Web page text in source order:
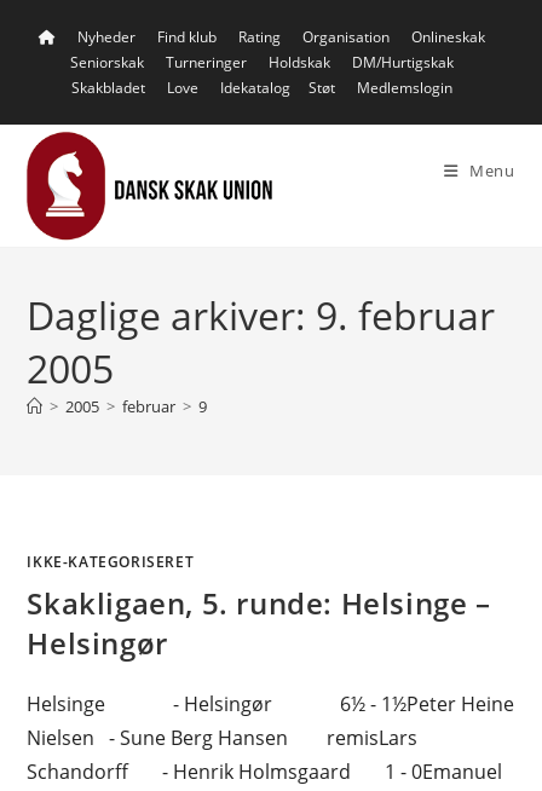
Nyheder Find klub Rating Organisation
Onlineskak
Seniorskak
Turneringer Holdskak
DM/Hurtigskak
Skakbladet
Love Idekatalog Støt Medlemslogin
Menu
Daglige arkiver: 9. februar
2005
> 2005 > februar > 9
IKKE-KATEGORISERET
Skakligaen, 5. runde: Helsinge –
Helsingør
Helsinge - Helsingør 6½ - 1½Peter Heine
Nielsen - Sune Berg Hansen remisLars
Schandorff - Henrik Holmsgaard 1 - 0Emanuel